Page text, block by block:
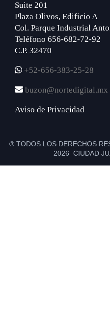
Suite 201
Plaza Olivos, Edificio A
Col. Parque Industrial
Teléfono 656-682-72-92
C.P. 32470
+52-656-383-25-28
buzon@nortedigital.mx
Aviso de Privacidad
® TODOS LOS DERECHOS
2026 CIUDAD